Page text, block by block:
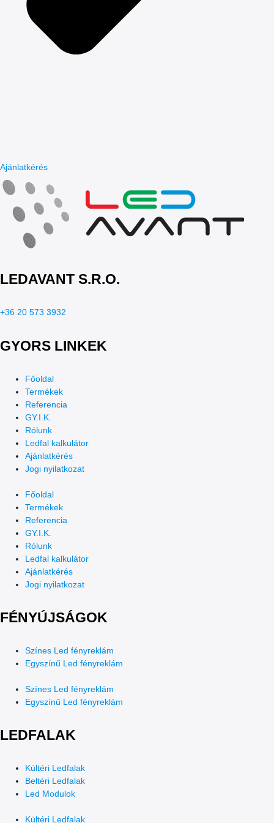
Ajánlatkérés
LEDAVANT S.R.O.
+36 20 573 3932
GYORS LINKEK
Főoldal
Termékek
Referencia
GY.I.K.
Rólunk
Ledfal kalkulátor
Ajánlatkérés
Jogi nyilatkozat
Főoldal
Termékek
Referencia
GY.I.K.
Rólunk
Ledfal kalkulátor
Ajánlatkérés
Jogi nyilatkozat
FÉNYÚJSÁGOK
Színes Led fényreklám
Egyszínű Led fényreklám
Színes Led fényreklám
Egyszínű Led fényreklám
LEDFALAK
Kültéri Ledfalak
Beltéri Ledfalak
Led Modulok
Kültéri Ledfalak